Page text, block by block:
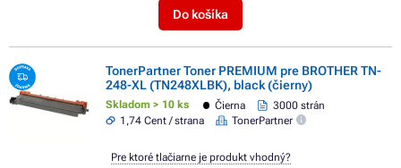
Do košíka
TonerPartner Toner PREMIUM pre BROTHER TN-
248-XL (TN248XLBK), black (čierny)
Skladom > 10 ks Čierna
3000 strán
1,74 Cent / strana
TonerPartner
Pre ktoré tlačiarne je produkt vhodný?